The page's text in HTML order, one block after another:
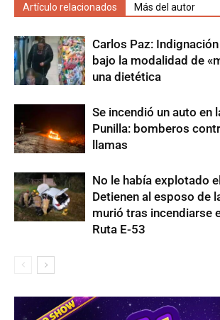
Artículo relacionados Más del autor
Carlos Paz:
bajo la modalidad de
una dietética
Se incendió un auto en
Punilla: bomberos
llamas
No le había explotado
Detienen al esposo de
murió tras incendiarse
Ruta E-53